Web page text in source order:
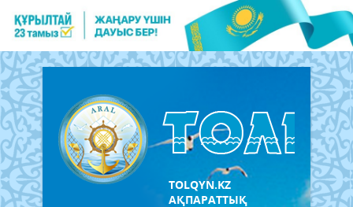
TOLQYN.KZ
АҚПАРАТТЫҚ